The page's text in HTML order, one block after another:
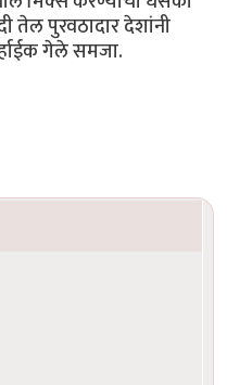
तेल पुरवठादार देशांनी
गेले समजा.